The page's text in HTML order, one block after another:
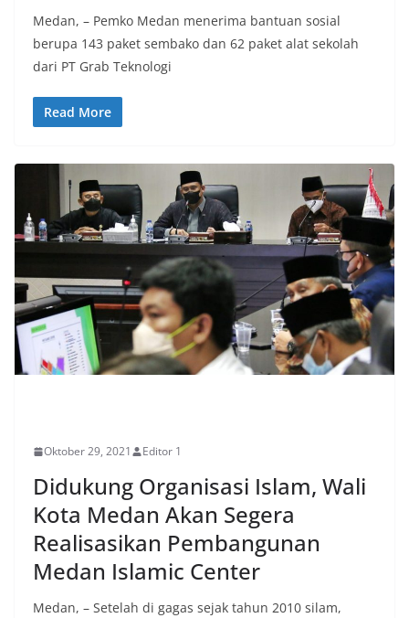
Medan, – Pemko Medan menerima bantuan sosial
berupa 143 paket sembako dan 62 paket alat sekolah
dari PT Grab Teknologi
Read More
Oktober 29, 2021 Editor 1
Didukung Organisasi Islam, Wali
Kota Medan Akan Segera
Realisasikan Pembangunan
Medan Islamic Center
Medan, – Setelah di gagas sejak tahun 2010 silam,